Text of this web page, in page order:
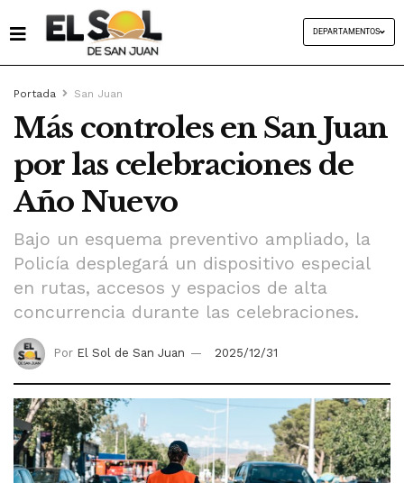
DEPARTAMENTOS
Portada San Juan
Más controles en San Juan
por las celebraciones de
Año Nuevo
Bajo un esquema preventivo ampliado, la
Policía desplegará un dispositivo especial
en rutas, accesos y espacios de alta
concurrencia durante las celebraciones.
Por El Sol de San Juan 2025/12/31